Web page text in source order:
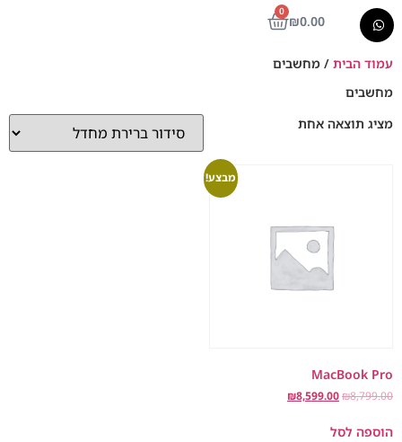
₪0.00
0
עמוד הבית / מחשבים
מחשבים
מציג תוצאה אחת
מבצע!
MacBook Pro
₪8,799.00
₪8,599.00
הוספה לסל